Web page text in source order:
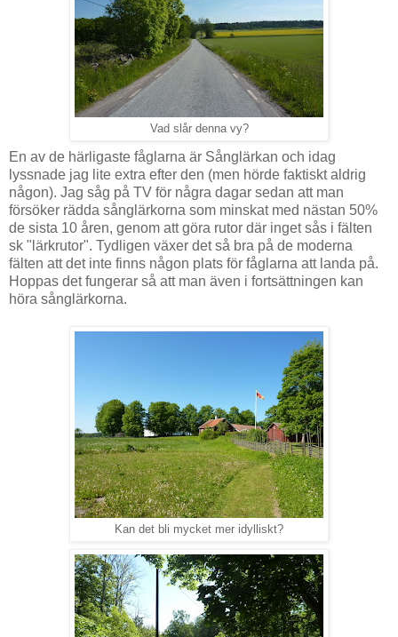
Vad slår denna vy?
En av de härligaste fåglarna är Sånglärkan och idag
lyssnade jag lite extra efter den (men hörde faktiskt aldrig
någon). Jag såg på TV för några dagar sedan att man
försöker rädda sånglärkorna som minskat med nästan 50%
de sista 10 åren, genom att göra rutor där inget sås i fälten
sk "lärkrutor". Tydligen växer det så bra på de moderna
fälten att det inte finns någon plats för fåglarna att landa på.
Hoppas det fungerar så att man även i fortsättningen kan
höra sånglärkorna.
Kan det bli mycket mer idylliskt?